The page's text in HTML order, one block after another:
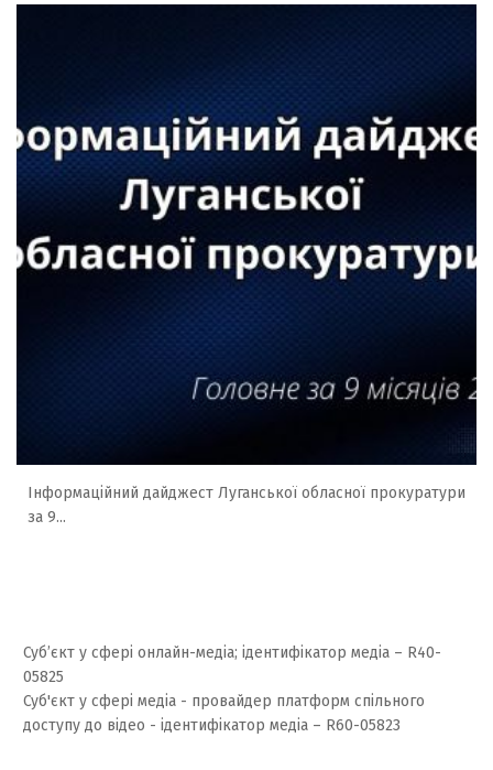
Інформаційний дайджест Луганської обласної прокуратури
за 9...
Суб’єкт у сфері онлайн-медіа; ідентифікатор медіа – R40-
05825
Суб'єкт у сфері медіа - провайдер платформ спільного
доступу до відео - ідентифікатор медіа – R60-05823